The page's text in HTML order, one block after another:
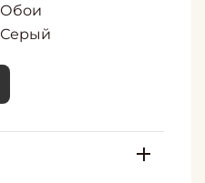
Обои
Серый